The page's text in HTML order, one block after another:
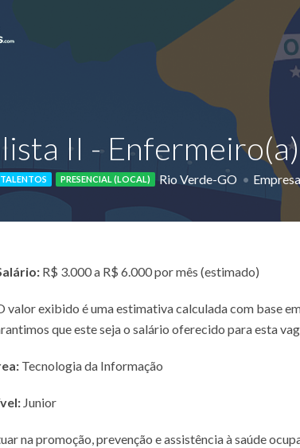
II -
PRESENCIAL (LOCAL) Rio Verde-GO
R$ 3.000 a R$ 6.000 por mês (estimado)
valor exibido é uma estimativa calculada com base
que este seja o salário oferecido para esta
Tecnologia da Informação
Junior
na promoção, prevenção e assistência à saúde